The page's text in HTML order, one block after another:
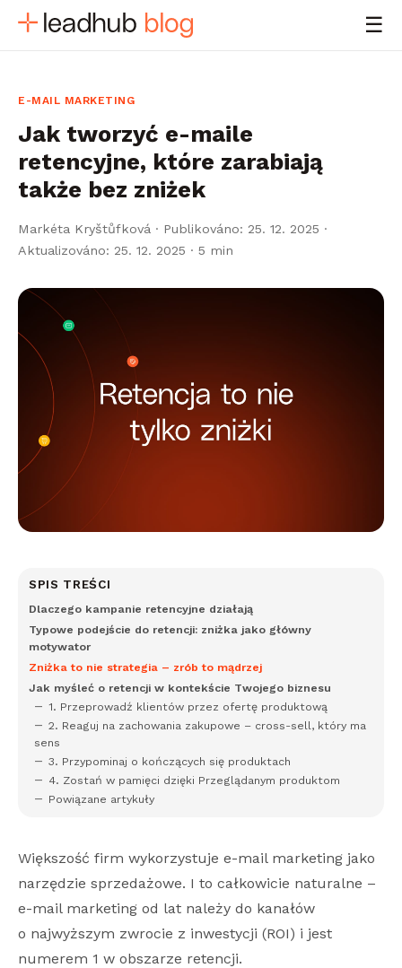
☰
E-MAIL MARKETING
Jak tworzyć e-maile
retencyjne, które zarabiają
także bez zniżek
Markéta Kryštůfková · Publikováno: 25. 12. 2025 ·
Aktualizováno: 25. 12. 2025 · 5 min
SPIS TREŚCI
Dlaczego kampanie retencyjne działają
Typowe podejście do retencji: zniżka jako główny
motywator
Zniżka to nie strategia – zrób to mądrzej
Jak myśleć o retencji w kontekście Twojego biznesu
1. Przeprowadź klientów przez ofertę produktową
2. Reaguj na zachowania zakupowe – cross-sell, który ma
sens
3. Przypominaj o kończących się produktach
4. Zostań w pamięci dzięki Przeglądanym produktom
Powiązane artykuły
Większość firm wykorzystuje e-mail marketing jako
narzędzie sprzedażowe. I to całkowicie naturalne –
e-mail marketing od lat należy do kanałów
o najwyższym zwrocie z inwestycji (ROI) i jest
numerem 1 w obszarze retencji.